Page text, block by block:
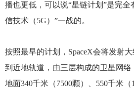
播也更低，可以说“星链计划”是完全
信技术（5G）”一战的。
按照最早的计划，SpaceX会将发射
到近地轨道，由三层构成的卫星网
地面340千米（7500颗）、550千米（